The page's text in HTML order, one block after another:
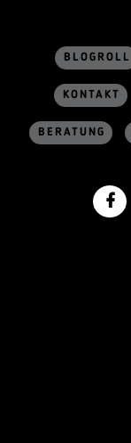
BLOGROLL
KONTAKT
BERATUNG